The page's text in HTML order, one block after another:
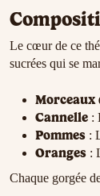
Le cœur de ce
sucrées qui se
Morceaux
Cannelle :
Pommes :
Oranges :
Chaque gorgée